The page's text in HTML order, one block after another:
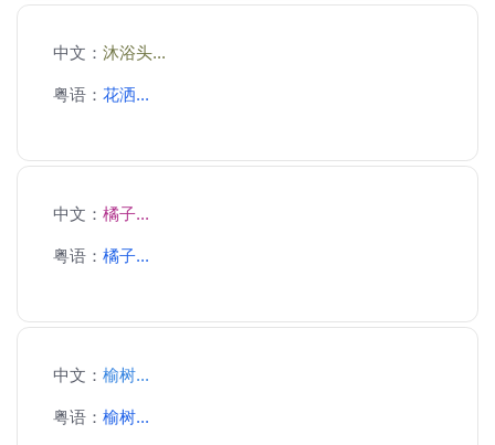
中文： 沐浴头...
粤语： 花洒...
中文： 橘子...
粤语： 橘子...
中文： 榆树...
粤语： 榆树...